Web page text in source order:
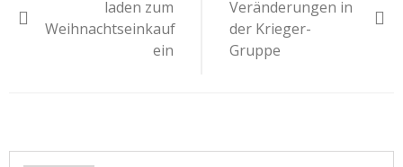
laden zum
Weihnachtseinkauf
ein
Veränderungen in
der Krieger-
Gruppe